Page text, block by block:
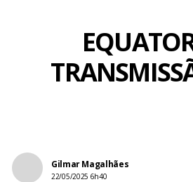
Gilmar Magalhães
22/05/2025 6h40